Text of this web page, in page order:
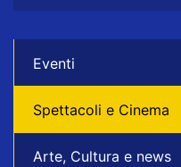
Eventi
Spettacoli e Cinema
Arte, Cultura e news